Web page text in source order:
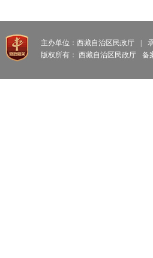
主办单位：西藏自治区民政厅
版权所有： 西藏自治区民政厅
备